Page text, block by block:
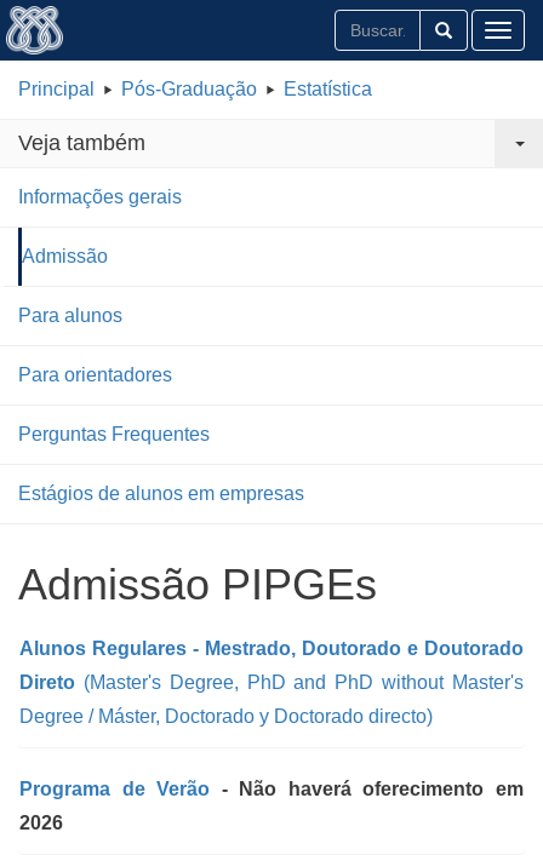
Principal Pós-Graduação Estatística
Veja também
Informações gerais
Admissão
Para alunos
Para orientadores
Perguntas Frequentes
Estágios de alunos em empresas
Admissão PIPGEs
Alunos Regulares - Mestrado, Doutorado e Doutorado
Direto (Master's Degree, PhD and PhD without Master's
Degree / Máster, Doctorado y Doctorado directo)
Programa de Verão - Não haverá oferecimento em
2026